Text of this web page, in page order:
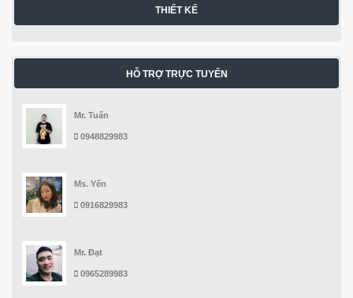
THIẾT KẾ
HỖ TRỢ TRỰC TUYẾN
Mr. Tuấn
0948829983
Ms. Yến
0916829983
Mr. Đạt
0965289983